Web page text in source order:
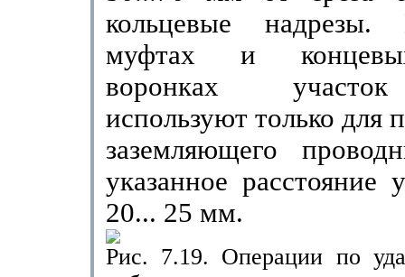
кольцевые
муфтах и
воронках
используют только для
заземляющего
указанное
20... 25 мм.
Рис. 7.19. Операции по